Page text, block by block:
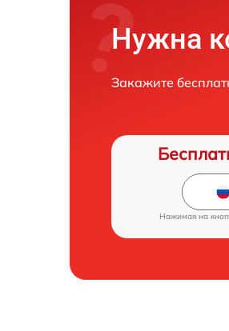
Нужна
Закажите
Нажимая на